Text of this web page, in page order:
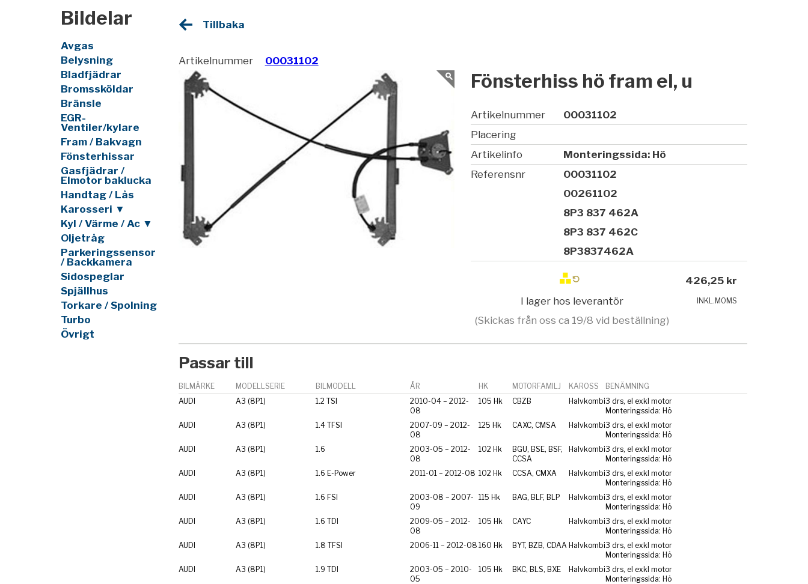
Bildelar
Avgas
Belysning
Bladfjädrar
Bromssköldar
Bränsle
EGR-
Ventiler/kylare
Fram / Bakvagn
Fönsterhissar
Gasfjädrar /
Elmotor baklucka
Handtag / Lås
Karosseri ▼
Kyl / Värme / Ac ▼
Oljetråg
Parkeringssensor
/ Backkamera
Sidospeglar
Spjällhus
Torkare / Spolning
Turbo
Övrigt
Tillbaka
Artikelnummer 00031102
Fönsterhiss hö fram el, u
Artikelnummer
00031102
Placering
Artikelinfo
Monteringssida: Hö
Referensnr
00031102
00261102
8P3 837 462A
8P3 837 462C
8P3837462A
I lager hos leverantör
(Skickas från oss ca 19/8 vid beställning)
426,25 kr
INKL.MOMS
Passar till
BILMÄRKE MODELLSERIE BILMODELL ÅR HK MOTORFAMILJ KAROSS
BENÄMNING
AUDI
A3 (8P1) 1.2 TSI
2010-04 – 2012-
08
105 Hk CBZB Halvkombi3 drs, el exkl motor
Monteringssida: Hö
AUDI
A3 (8P1) 1.4 TFSI
2007-09 – 2012-
08
125 Hk CAXC, CMSA Halvkombi3 drs, el exkl motor
Monteringssida: Hö
AUDI
A3 (8P1) 1.6
2003-05 – 2012-
08
102 Hk
BGU, BSE, BSF,
CCSA
Halvkombi3 drs, el exkl motor
Monteringssida: Hö
AUDI
A3 (8P1) 1.6 E-Power 2011-01 – 2012-08 102 Hk CCSA, CMXA Halvkombi3 drs, el exkl motor
Monteringssida: Hö
AUDI
A3 (8P1) 1.6 FSI
2003-08 – 2007-
09
115 Hk BAG, BLF, BLP Halvkombi3 drs, el exkl motor
Monteringssida: Hö
AUDI
A3 (8P1) 1.6 TDI
2009-05 – 2012-
08
105 Hk CAYC Halvkombi3 drs, el exkl motor
Monteringssida: Hö
AUDI
A3 (8P1) 1.8 TFSI 2006-11 – 2012-08 160 Hk BYT, BZB, CDAA Halvkombi3 drs, el exkl motor
Monteringssida: Hö
AUDI
A3 (8P1) 1.9 TDI
2003-05 – 2010-
05
105 Hk BKC, BLS, BXE Halvkombi3 drs, el exkl motor
Monteringssida: Hö